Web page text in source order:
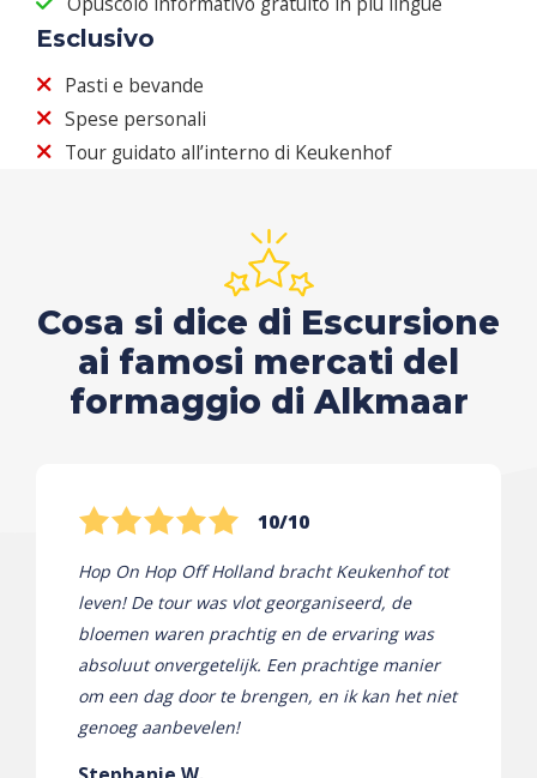
Esclusivo
Pasti e bevande
Spese personali
Tour guidato all’interno di Keukenhof
Cosa si dice di Escursione
ai famosi mercati del
formaggio di Alkmaar
10/10
Hop On Hop Off Holland bracht Keukenhof tot
leven! De tour was vlot georganiseerd, de
bloemen waren prachtig en de ervaring was
absoluut onvergetelijk. Een prachtige manier
om een ​​dag door te brengen, en ik kan het niet
genoeg aanbevelen!